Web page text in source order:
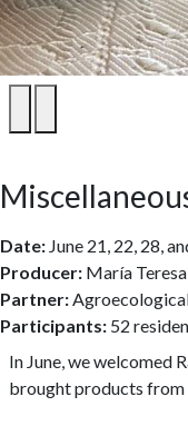
Date: June 21, 22, 28,
Producer: María
Partner:
Participants: 52
In June, we welcomed
brought products from